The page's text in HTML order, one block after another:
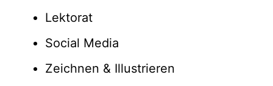
Lektorat
Social Media
Zeichnen & Illustrieren